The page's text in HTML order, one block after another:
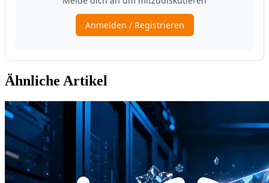
Ähnliche Artikel